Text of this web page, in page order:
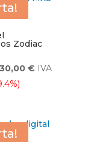
Zodiac
€.
€ El
230,00 €.
IVA